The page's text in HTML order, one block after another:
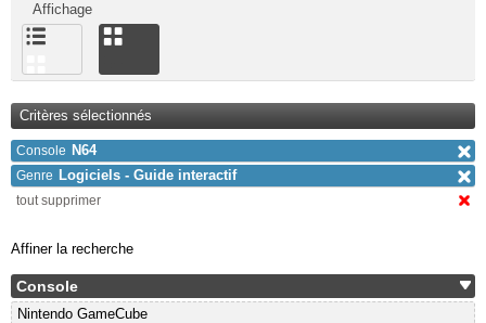
Affichage
Critères sélectionnés
Console N64
Genre Logiciels - Guide interactif
tout supprimer
Affiner la recherche
Console
Nintendo GameCube